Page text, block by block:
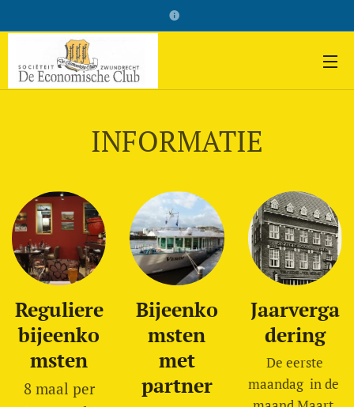
INFORMATIE
Reguliere
bijeenko
msten
8 maal per
Bijeenko
msten
met
partner
Jaarverga
dering
De eerste
maandag in de